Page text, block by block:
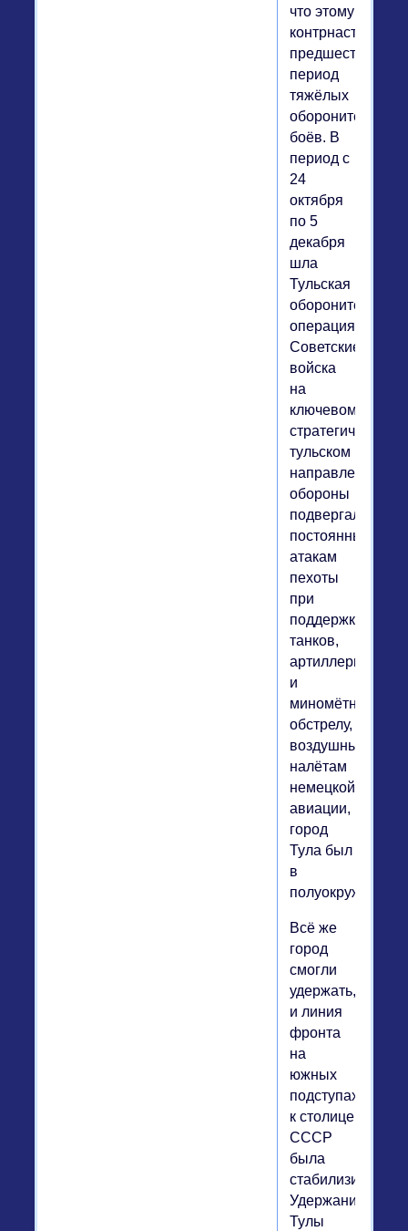
что этому
предшествовал
период
тяжёлых
оборонительных
боёв. В
период с
24
октября
по 5
декабря
шла
Тульская
оборонительная
операция.
Советские
войска
на
ключевом
стратегическом
тульском
направлении
обороны
подвергались
постоянным
атакам
пехоты
при
поддержке
танков,
и
миномётному
обстрелу,
воздушным
налётам
немецкой
авиации,
город
Тула был
в
полуокружении.
Всё же
город
смогли
удержать,
и линия
фронта
на
южных
подступах
к столице
СССР
была
Удержание
Тулы